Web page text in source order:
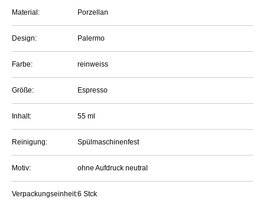
Material: Porzellan
Design: Palermo
Farbe: reinweiss
Größe: Espresso
Inhalt: 55 ml
Reinigung: Spülmaschinenfest
Motiv: ohne Aufdruck neutral
Verpackungseinheit:6 Stck